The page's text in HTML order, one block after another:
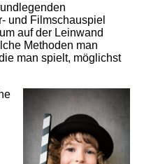
und Filmschauspiel
auf der Leinwand
Methoden man
man spielt, möglichst